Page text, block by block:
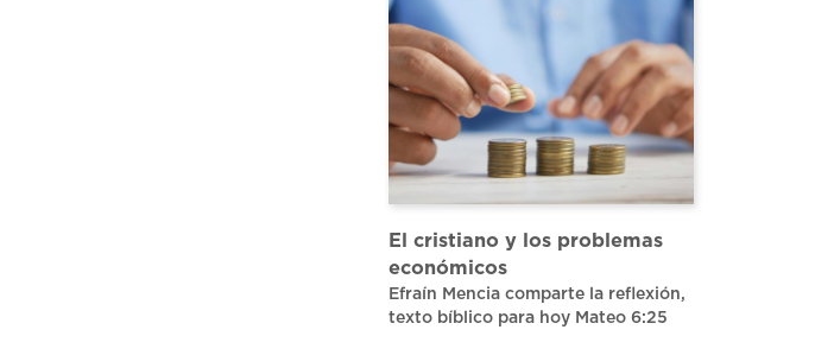
El cristiano y los problemas
económicos
Efraín Mencia comparte la reflexión,
texto bíblico para hoy Mateo 6:25